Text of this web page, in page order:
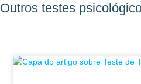
Outros testes